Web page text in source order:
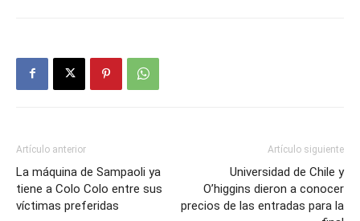
Artículo anterior
La máquina de Sampaoli ya
tiene a Colo Colo entre sus
víctimas preferidas
Artículo siguiente
Universidad de Chile y
O’higgins dieron a conocer
precios de las entradas para la